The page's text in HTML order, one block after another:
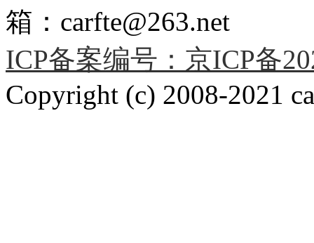
箱：carfte@263.net
ICP备案编号：京ICP备
Copyright (c) 2008-2021